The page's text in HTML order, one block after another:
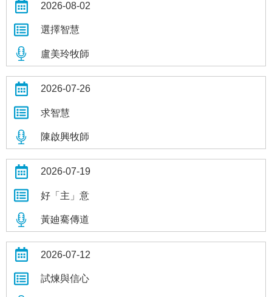
2026-08-02
選擇智慧
盧美玲牧師
2026-07-26
求智慧
陳啟興牧師
2026-07-19
好「主」意
黃廸騫傳道
2026-07-12
試煉與信心